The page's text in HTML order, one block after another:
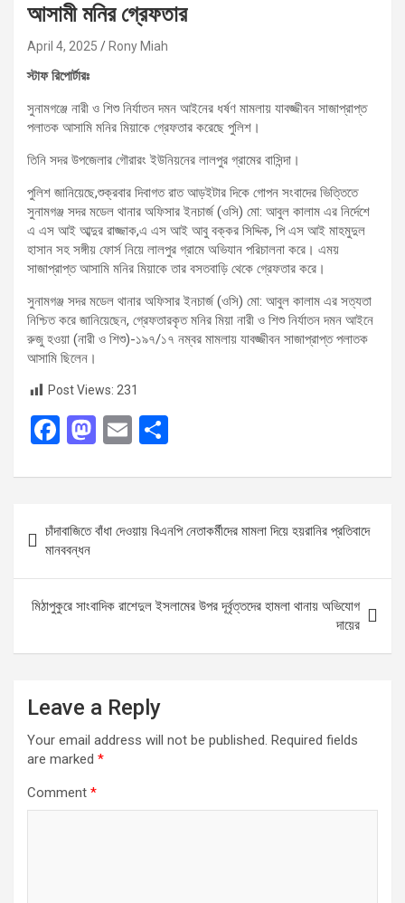
আসামী মনির গ্রেফতার
April 4, 2025 Rony Miah
স্টাফ রিপোর্টারঃ
সুনামগঞ্জে নারী ও শিশু নির্যাতন দমন আইনের ধর্ষণ মামলায় যাবজ্জীবন সাজাপ্রাপ্ত
পলাতক আসামি মনির মিয়াকে গ্রেফতার করেছে পুলিশ।
তিনি সদর উপজেলার গৌরারং ইউনিয়নের লালপুর গ্রামের বাসিন্দা।
পুলিশ জানিয়েছে,শুক্রবার দিবাগত রাত আড়ইটার দিকে গোপন সংবাদের ভিত্তিতে
সুনামগঞ্জ সদর মডেল থানার অফিসার ইনচার্জ (ওসি) মো: আবুল কালাম এর নির্দেশে
এ এস আই আব্দুর রাজ্জাক,এ এস আই আবু বক্কর সিদ্দিক, পি এস আই মাহমুদুল
হাসান সহ সঙ্গীয় ফোর্স নিয়ে লালপুর গ্রামে অভিযান পরিচালনা করে। এময়
সাজাপ্রাপ্ত আসামি মনির মিয়াকে তার বসতবাড়ি থেকে গ্রেফতার করে।
সুনামগঞ্জ সদর মডেল থানার অফিসার ইনচার্জ (ওসি) মো: আবুল কালাম এর সত্যতা
নিশ্চিত করে জানিয়েছেন, গ্রেফতারকৃত মনির মিয়া নারী ও শিশু নির্যাতন দমন আইনে
রুজু হওয়া (নারী ও শিশু)-১৯৭/১৭ নম্বর মামলায় যাবজ্জীবন সাজাপ্রাপ্ত পলাতক
আসামি ছিলেন।
Post Views: 231
F
ce
b
o
o
k
M
st
o
d
o
n
E
ail ar
e
navigation
চাঁদাবাজিতে বাঁধা দেওয়ায় বিএনপি নেতাকর্মীদের মামলা দিয়ে হয়রানির প্রতিবাদে
মানববন্ধন
মিঠাপুকুরে সাংবাদিক রাশেদুল ইসলামের উপর দূর্বৃত্তদের হামলা থানায় অভিযোগ
দায়ের
Leave a Reply
Your email address will not be published. Required fields
are marked *
Comment *